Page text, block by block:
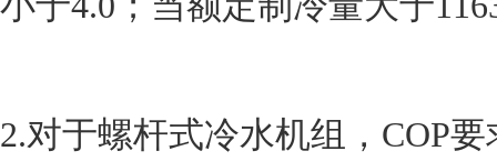
2.对于螺杆式冷水机组，COP